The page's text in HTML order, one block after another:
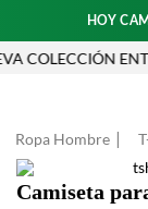
HOY
COLECCIÓN
Ropa Hombre
Camiseta